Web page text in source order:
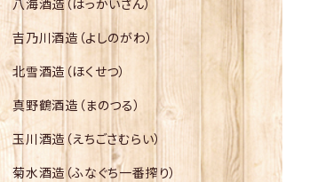
八海酒造（はっかいさん）
吉乃川酒造（よしのがわ）
北雪酒造（ほくせつ）
真野鶴酒造（まのつる）
玉川酒造（えちごさむらい）
菊水酒造（ふなぐち一番搾り）